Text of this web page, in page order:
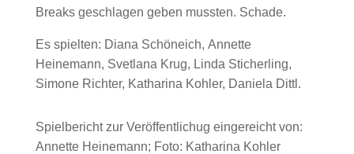
Breaks geschlagen geben mussten. Schade.
Es spielten: Diana Schöneich, Annette
Heinemann, Svetlana Krug, Linda Sticherling,
Simone Richter, Katharina Kohler, Daniela Dittl.
Spielbericht zur Veröffentlichug eingereicht von:
Annette Heinemann; Foto: Katharina Kohler